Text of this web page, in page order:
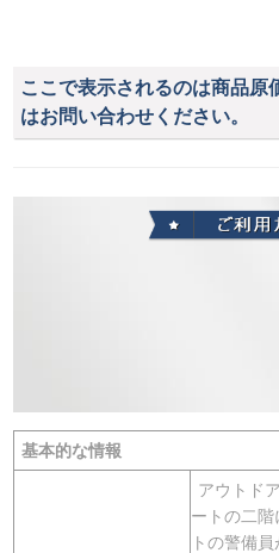
ここで表示されるのは商品原
はお問い合わせください。
基本的な情報
アウトド
ートの二
トの警備